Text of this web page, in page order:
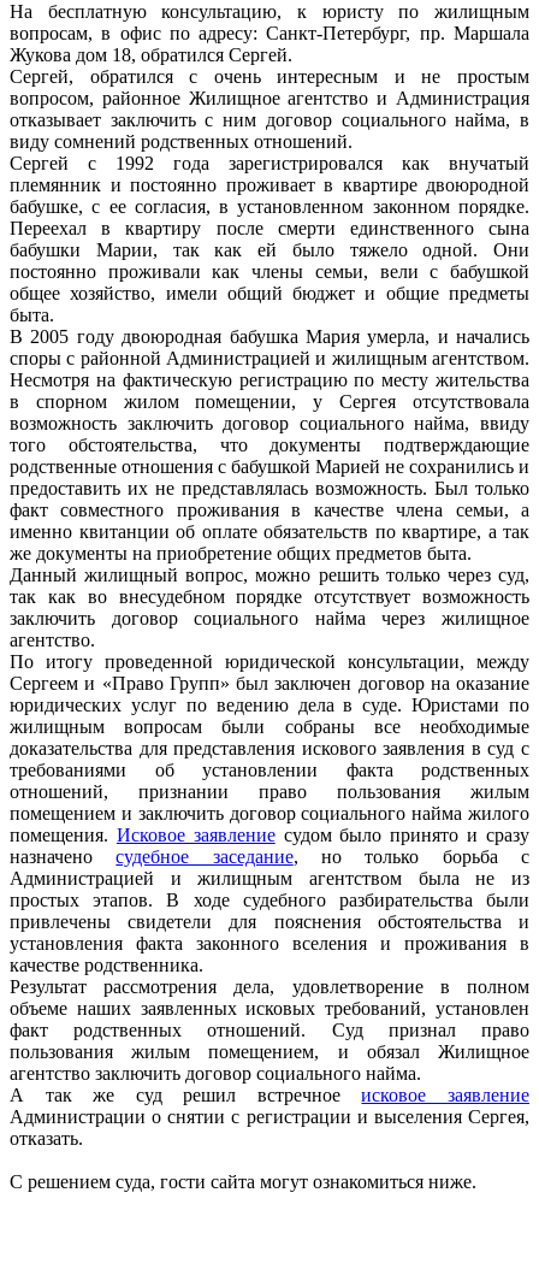
На бесплатную консультацию, к юристу по жилищным
вопросам, в офис по адресу: Санкт-Петербург, пр. Маршала
Жукова дом 18, обратился Сергей.
Сергей, обратился с очень интересным и не простым
вопросом, районное Жилищное агентство и Администрация
отказывает заключить с ним договор социального найма, в
виду сомнений родственных отношений.
Сергей с 1992 года зарегистрировался как внучатый
племянник и постоянно проживает в квартире двоюродной
бабушке, с ее согласия, в установленном законном порядке.
Переехал в квартиру после смерти единственного сына
бабушки Марии, так как ей было тяжело одной. Они
постоянно проживали как члены семьи, вели с бабушкой
общее хозяйство, имели общий бюджет и общие предметы
быта.
В 2005 году двоюродная бабушка Мария умерла, и начались
споры с районной Администрацией и жилищным агентством.
Несмотря на фактическую регистрацию по месту жительства
в спорном жилом помещении, у Сергея отсутствовала
возможность заключить договор социального найма, ввиду
того обстоятельства, что документы подтверждающие
родственные отношения с бабушкой Марией не сохранились и
предоставить их не представлялась возможность. Был только
факт совместного проживания в качестве члена семьи, а
именно квитанции об оплате обязательств по квартире, а так
же документы на приобретение общих предметов быта.
Данный жилищный вопрос, можно решить только через суд,
так как во внесудебном порядке отсутствует возможность
заключить договор социального найма через жилищное
агентство.
По итогу проведенной юридической консультации, между
Сергеем и «Право Групп» был заключен договор на оказание
юридических услуг по ведению дела в суде. Юристами по
жилищным вопросам были собраны все необходимые
доказательства для представления искового заявления в суд с
требованиями об установлении факта родственных
отношений, признании право пользования жилым
помещением и заключить договор социального найма жилого
помещения. Исковое заявлениесудом было принято и сразу
назначеносудебное заседание, но только борьба с
Администрацией и жилищным агентством была не из
простых этапов. В ходе судебного разбирательства были
привлечены свидетели для пояснения обстоятельства и
установления факта законного вселения и проживания в
качестве родственника.
Результат рассмотрения дела, удовлетворение в полном
объеме наших заявленных исковых требований, установлен
факт родственных отношений. Суд признал право
пользования жилым помещением, и обязал Жилищное
агентство заключить договор социального найма.
А так же суд решил встречноеисковое заявление
Администрации о снятии с регистрации и выселения Сергея,
отказать.
С решением суда, гости сайта могут ознакомиться ниже.